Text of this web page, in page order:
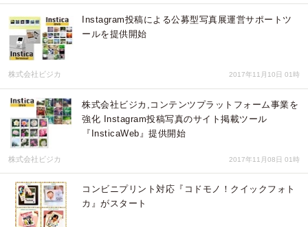
Instagram投稿による公募型写真展運営サポートツ
ールを提供開始
株式会社ビジカ 2017年11月10日 01時
株式会社ビジカ,コンテンツプラットフォーム事業を
強化 Instagram投稿写真のサイト掲載ツール
『InsticaWeb』提供開始
株式会社ビジカ 2017年11月08日 01時
コンビニプリント対応『コドモノ！クイックフォト
カ』がスタート